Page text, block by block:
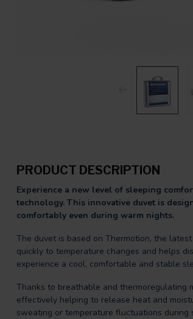
PRODUCT DESCRIPTION
Experience a new level of sleeping
technology. This innovative duvet is
comfortably even during warm nights.
The duvet is based on Thermotion, the
quickly to temperature changes and helps
experience a cool, comfortable and stable
Thanks to breathable and
effectively helping to release heat and
sweating or temperature fluctuations during